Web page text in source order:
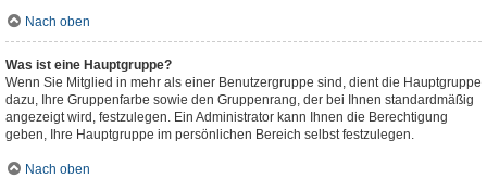
Nach oben
Was ist eine Hauptgruppe?
Wenn Sie Mitglied in mehr als einer Benutzergruppe sind, dient die Hauptgruppe
dazu, Ihre Gruppenfarbe sowie den Gruppenrang, der bei Ihnen standardmäßig
angezeigt wird, festzulegen. Ein Administrator kann Ihnen die Berechtigung
geben, Ihre Hauptgruppe im persönlichen Bereich selbst festzulegen.
Nach oben